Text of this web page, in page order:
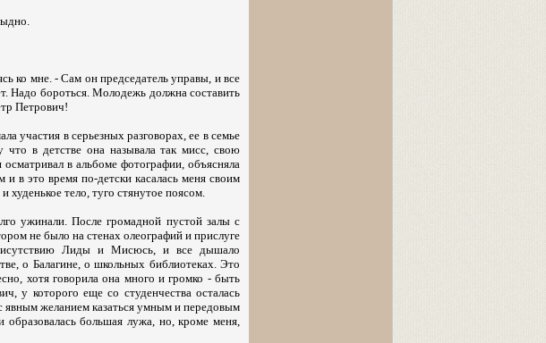
ко мне. - Сам он председатель управы, и все
Надо бороться. Молодежь должна составить
Петрович!
участия в серьезных разговорах, ее в семье
в детстве она называла так мисс, свою
в альбоме фотографии, объясняла
в это время по-детски касалась меня своим
худенькое тело, туго стянутое поясом.
ужинали. После громадной пустой залы с
не было на стенах олеографий и прислуге
Лиды и Мисюсь, и все дышало
о Балагине, о школьных библиотеках. Это
хотя говорила она много и громко - быть
у которого еще со студенчества осталась
явным желанием казаться умным и передовым
образовалась большая лужа, но, кроме меня,